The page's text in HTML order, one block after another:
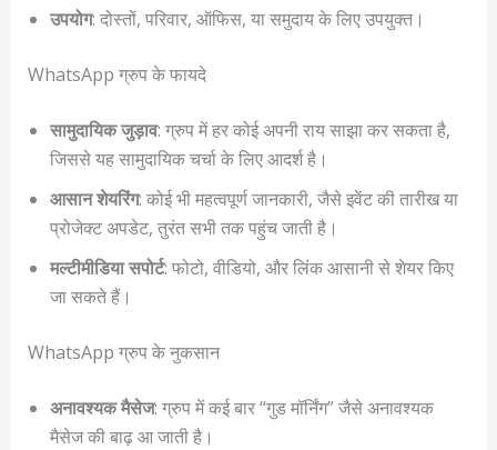
उपयोग: दोस्तों, परिवार, ऑफिस, या समुदाय के लिए उपयुक्त।
WhatsApp ग्रुप के फायदे
सामुदायिक जुड़ाव: ग्रुप में हर कोई अपनी राय साझा कर सकता है,
जिससे यह सामुदायिक चर्चा के लिए आदर्श है।
आसान शेयरिंग: कोई भी महत्वपूर्ण जानकारी, जैसे इवेंट की तारीख या
प्रोजेक्ट अपडेट, तुरंत सभी तक पहुंच जाती है।
मल्टीमीडिया सपोर्ट: फोटो, वीडियो, और लिंक आसानी से शेयर किए
जा सकते हैं।
WhatsApp ग्रुप के नुकसान
अनावश्यक मैसेज: ग्रुप में कई बार “गुड मॉर्निंग” जैसे अनावश्यक
मैसेज की बाढ़ आ जाती है।